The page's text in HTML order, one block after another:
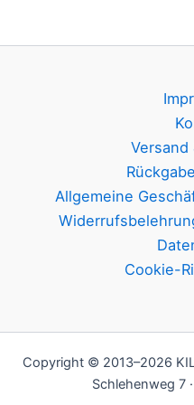
Versand
Allgemeine
Cookie-
Copyright © 2013–2026
Schlehenweg 7